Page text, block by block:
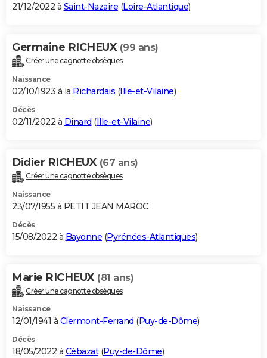
21/12/2022 à Saint-Nazaire (Loire-Atlantique)
Germaine RICHEUX (99 ans)
Créer une cagnotte obsèques
Naissance
02/10/1923 à la Richardais (Ille-et-Vilaine)
Décès
02/11/2022 à Dinard (Ille-et-Vilaine)
Didier RICHEUX (67 ans)
Créer une cagnotte obsèques
Naissance
23/07/1955 à PETIT JEAN MAROC
Décès
15/08/2022 à Bayonne (Pyrénées-Atlantiques)
Marie RICHEUX (81 ans)
Créer une cagnotte obsèques
Naissance
12/01/1941 à Clermont-Ferrand (Puy-de-Dôme)
Décès
18/05/2022 à Cébazat(Puy-de-Dôme)